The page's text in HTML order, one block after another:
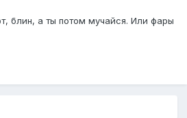
блин, а ты потом мучайся. Или фары